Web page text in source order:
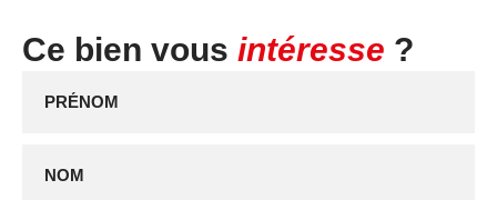
Ce bien vous intéresse ?